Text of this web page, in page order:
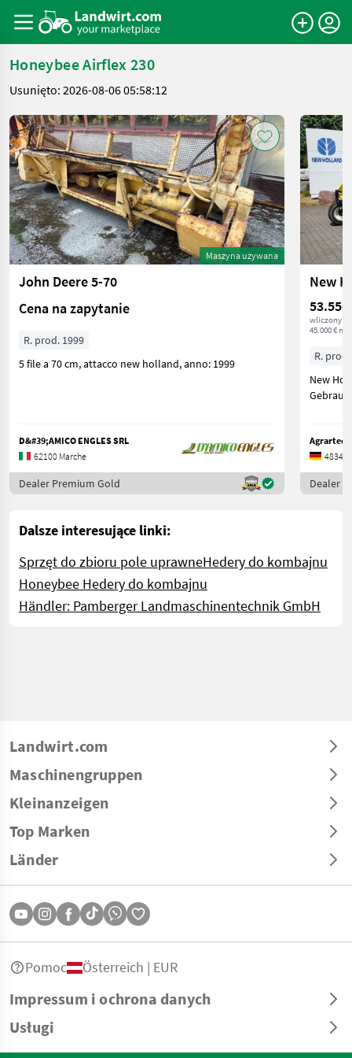
Honeybee Airflex 230
Usunięto: 2026-08-06 05:58:12
Maszyna używana
John Deere 5-70
Cena na zapytanie
R. prod. 1999
5 file a 70 cm, attacco new holland, anno: 1999
D&#39;AMICO ENGLES SRL
62100 Marche
Dealer Premium Gold
New
53.550
wliczony
45.000 €
R.
New
48341
Dealer
Dalsze interesujące linki:
Sprzęt do zbioru pole uprawneHedery do kombajnu
Honeybee Hedery do kombajnu
Händler: Pamberger Landmaschinentechnik GmbH
Landwirt.com
Maschinengruppen
Kleinanzeigen
Top Marken
Länder
Impressum i ochrona danych
Usługi
Pomoc Österreich | EUR